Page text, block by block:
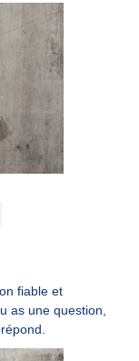
fiable et
as une question,